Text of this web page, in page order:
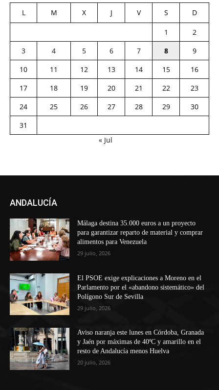
L M X J V S D
1
2
3
4 5 6 7 8
9
10
11 12 13 14 15
16
17
18 19 20 21 22
23
24
25 26 27 28 29
30
31
« Jul
ANDALUCÍA
Málaga destina 35.000 euros a un proyecto
para garantizar reparto de material y comprar
alimentos para Venezuela
29 julio, 2026
El PSOE exige explicaciones a Moreno en el
Parlamento por el «abandono sistemático» del
Polígono Sur de Sevilla
29 julio, 2026
Aviso naranja este lunes en Córdoba, Granada
y Jaén por máximas de 40ºC y amarillo en el
resto de Andalucía menos Huelva
20 julio, 2026